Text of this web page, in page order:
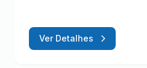
Ver Detalhes